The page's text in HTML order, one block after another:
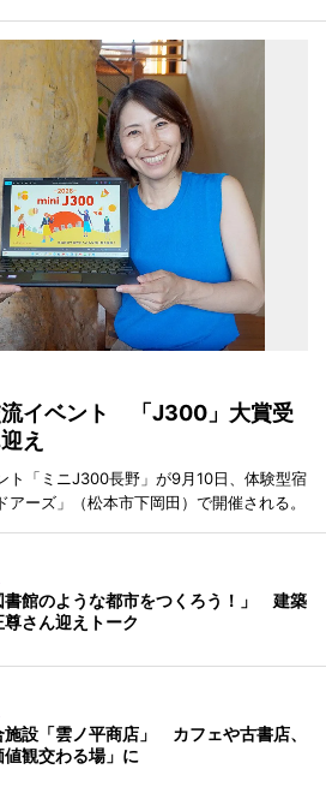
流イベント 「J300」大賞受
え
ト「ミニJ300長野」が9月10日、体験型宿
ーズ」（松本市下岡田）で開催される。
書館のような都市をつくろう！」 建築
さん迎えトーク
施設「雲ノ平商店」 カフェや古書店、
値観交わる場」に